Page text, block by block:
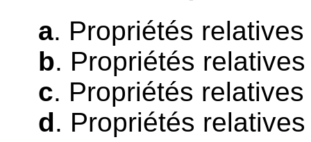
a. Propriétés
b. Propriétés
c. Propriétés
d. Propriétés